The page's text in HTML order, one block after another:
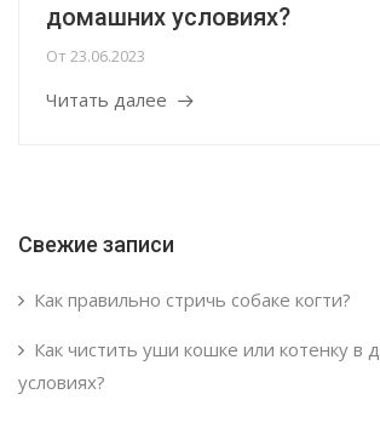
домашних условиях?
От 23.06.2023
Читать далее
Свежие записи
Как правильно стричь собаке когти?
Как чистить уши кошке или котенку в
условиях?